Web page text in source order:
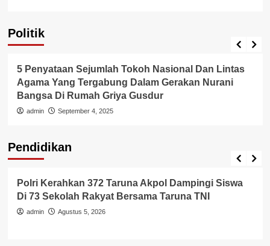
Politik
Politik
5 Penyataan Sejumlah Tokoh Nasional Dan Lintas
Agama Yang Tergabung Dalam Gerakan Nurani
Bangsa Di Rumah Griya Gusdur
admin September 4, 2025
Pendidikan
Pendidikan
Polri Kerahkan 372 Taruna Akpol Dampingi Siswa
Di 73 Sekolah Rakyat Bersama Taruna TNI
admin Agustus 5, 2026